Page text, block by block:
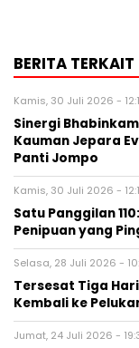
BERITA TERKAIT
Kamis, 30 Juli 2026 -
Sinergi
Kauman Jepara
Panti Jompo
Kamis, 30 Juli 2026 -
Satu Panggilan
Penipuan yang
Selasa, 28 Juli 2026 -
Tersesat Tiga
Kembali ke
Jumat, 24 Juli 2026 -